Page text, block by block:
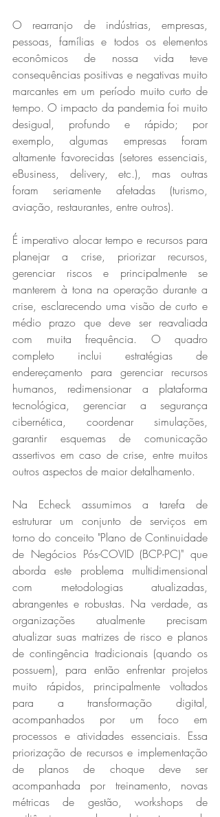
O rearranjo de indústrias, empresas,
pessoas, famílias e todos os elementos
econômicos de nossa vida teve
consequências positivas e negativas muito
marcantes em um período muito curto de
tempo. O impacto da pandemia foi muito
desigual, profundo e rápido; por
exemplo, algumas empresas foram
altamente favorecidas (setores essenciais,
eBusiness, delivery, etc.), mas outras
foram seriamente afetadas (turismo,
aviação, restaurantes, entre outros).
É imperativo alocar tempo e recursos para
planejar a crise, priorizar recursos,
gerenciar riscos e principalmente se
manterem à tona na operação durante a
crise, esclarecendo uma visão de curto e
médio prazo que deve ser reavaliada
com muita frequência. O quadro
completo inclui estratégias de
endereçamento para gerenciar recursos
humanos, redimensionar a plataforma
tecnológica, gerenciar a segurança
cibernética, coordenar simulações,
garantir esquemas de comunicação
assertivos em caso de crise, entre muitos
outros aspectos de maior detalhamento.
Na Echeck assumimos a tarefa de
estruturar um conjunto de serviços em
torno do conceito "Plano de Continuidade
de Negócios Pós-COVID (BCP-PC)" que
aborda este problema multidimensional
com metodologias atualizadas,
abrangentes e robustas. Na verdade, as
organizações atualmente precisam
atualizar suas matrizes de risco e planos
de contingência tradicionais (quando os
possuem), para então enfrentar projetos
muito rápidos, principalmente voltados
para a transformação digital,
acompanhados por um foco em
processos e atividades essenciais. Essa
priorização de recursos e implementação
de planos de choque deve ser
acompanhada por treinamento, novas
métricas de gestão, workshops de